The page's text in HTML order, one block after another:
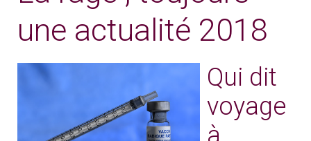
une actualité 2018
Qui dit
voyage